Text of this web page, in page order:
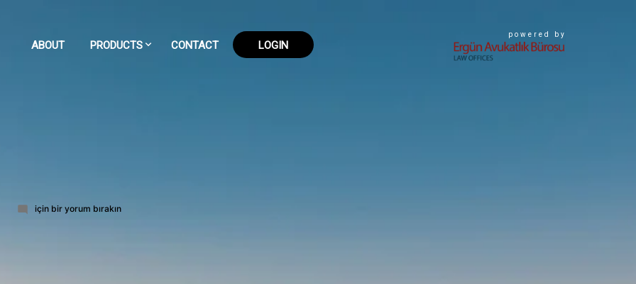
ABOUT PRODUCTS CONTACT LOGIN
powered by
63-
için bir yorum bırakın